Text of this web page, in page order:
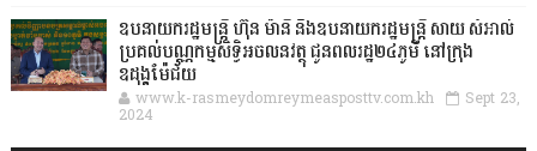
ឧបនាយករដ្ឋមន្ដ្រី ហ៊ុន ម៉ានី និងឧបនាយករដ្ឋមន្ដ្រី សាយ សំអាល់
ប្រគល់បណ្ណកម្មសិទ្ធិអចលនវត្ថុ ជូនពលរដ្ឋ២៤ភូមិ នៅក្រុង
ឧដុង្គម៉ែជ័យ
www.k-rasmeydomreymeasposttv.com.kh Sept 23,
2024